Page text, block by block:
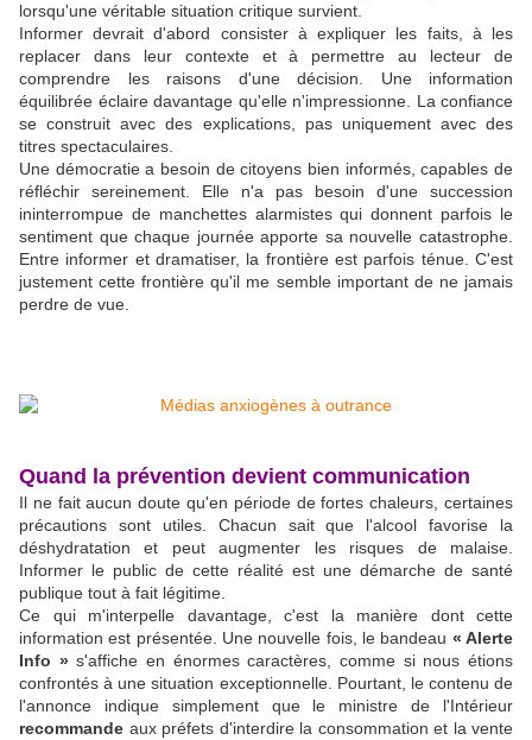
lorsqu'une véritable situation critique survient.
Informer devrait d'abord consister à expliquer les faits, à les
replacer dans leur contexte et à permettre au lecteur de
comprendre les raisons d'une décision. Une information
équilibrée éclaire davantage qu'elle n'impressionne. La confiance
se construit avec des explications, pas uniquement avec des
titres spectaculaires.
Une démocratie a besoin de citoyens bien informés, capables de
réfléchir sereinement. Elle n'a pas besoin d'une succession
ininterrompue de manchettes alarmistes qui donnent parfois le
sentiment que chaque journée apporte sa nouvelle catastrophe.
Entre informer et dramatiser, la frontière est parfois ténue. C'est
justement cette frontière qu'il me semble important de ne jamais
perdre de vue.
Quand la prévention devient communication
Il ne fait aucun doute qu'en période de fortes chaleurs, certaines
précautions sont utiles. Chacun sait que l'alcool favorise la
déshydratation et peut augmenter les risques de malaise.
Informer le public de cette réalité est une démarche de santé
publique tout à fait légitime.
Ce qui m'interpelle davantage, c'est la manière dont cette
information est présentée. Une nouvelle fois, le bandeau « Alerte
Info »s'affiche en énormes caractères, comme si nous étions
confrontés à une situation exceptionnelle. Pourtant, le contenu de
l'annonce indique simplement que le ministre de l'Intérieur
recommande aux préfets d'interdire la consommation et la vente